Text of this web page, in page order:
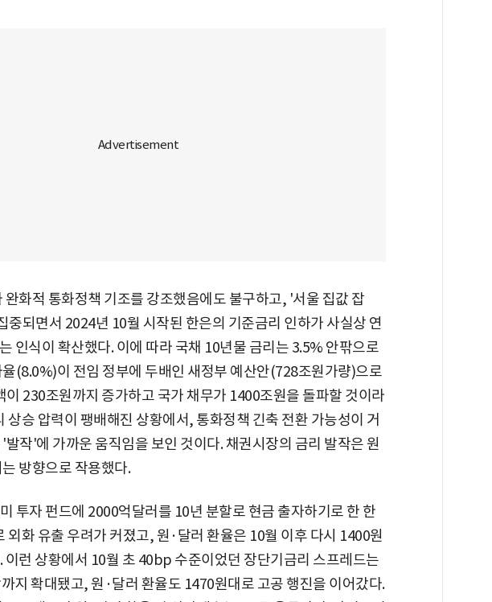
완화적 통화정책 기조를 강조했음에도 불구하고, '서울 집값 잡
중되면서 2024년 10월 시작된 한은의 기준금리 인하가 사실상 연
인식이 확산했다. 이에 따라 국채 10년물 금리는 3.5% 안팎으로
(8.0%)이 전임 정부에 두배인 새정부 예산안(728조원가량)으로
이 230조원까지 증가하고 국가 채무가 1400조원을 돌파할 것이라
상승 압력이 팽배해진 상황에서, 통화정책 긴축 전환 가능성이 거
작'에 가까운 움직임을 보인 것이다. 채권시장의 금리 발작은 원
방향으로 작용했다.
투자 펀드에 2000억달러를 10년 분할로 현금 출자하기로 한 한
외화 유출 우려가 커졌고, 원·달러 환율은 10월 이후 다시 1400원
이런 상황에서 10월 초 40bp 수준이었던 장단기금리 스프레드는
지 확대됐고, 원·달러 환율도 1470원대로 고공 행진을 이어갔다.